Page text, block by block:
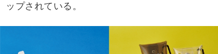
ップされている。